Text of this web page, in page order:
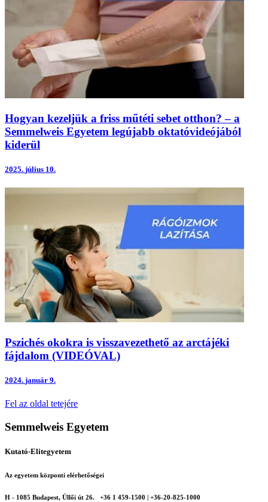
Hogyan kezeljük a friss műtéti sebet otthon? – a
Semmelweis Egyetem legújabb oktatóvideójából
kiderül
2025. július 10.
Pszichés okokra is visszavezethető az arctájéki
fájdalom (VIDEÓVAL)
2024. január 9.
Fel az oldal tetejére
Semmelweis Egyetem
Kutató-Elitegyetem
Az egyetem központi elérhetőségei
H - 1085 Budapest, Üllői út 26.
+36 1 459-1500 | +36-20-825-1000